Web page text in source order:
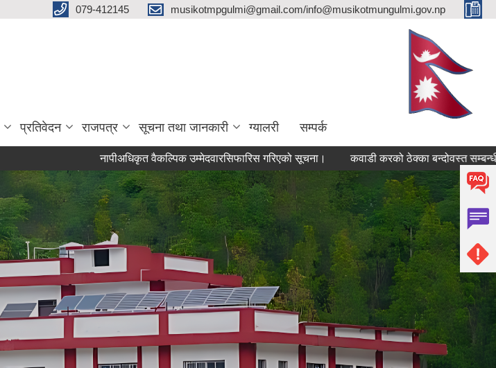
079-412145 musikotmpgulmi@gmail.com/info@musikotmungulmi.gov.np
प्रतिवेदन राजपत्र सूचना तथा जानकारी ग्यालरी सम्पर्क
नापीअधिकृत वैकल्पिक उम्मेदवारसिफारिस गरिएको सूचना। कवाडी करको ठेक्का बन्दोवस्त सम्बन्धी सूचना